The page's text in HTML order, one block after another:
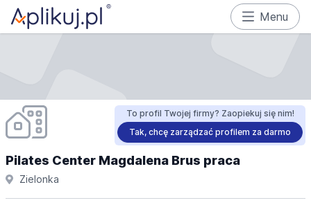
Menu
To profil Twojej firmy? Zaopiekuj się nim!
Tak, chcę zarządzać profilem za darmo
Pilates Center Magdalena Brus praca
Zielonka